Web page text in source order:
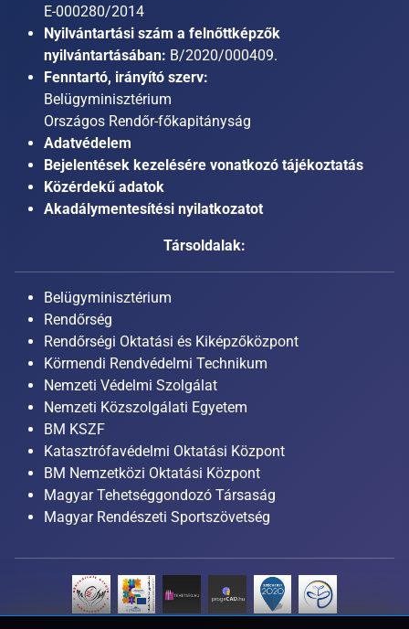
E-000280/2014
Nyilvántartási szám a felnőttképzők
nyilvántartásában: B/2020/000409.
Fenntartó, irányító szerv:
Belügyminisztérium
Országos Rendőr-főkapitányság
Adatvédelem
Bejelentések kezelésére vonatkozó tájékoztatás
Közérdekű adatok
Akadálymentesítési nyilatkozatot
Társoldalak:
Belügyminisztérium
Rendőrség
Rendőrségi Oktatási és Kiképzőközpont
Körmendi Rendvédelmi Technikum
Nemzeti Védelmi Szolgálat
Nemzeti Közszolgálati Egyetem
BM KSZF
Katasztrófavédelmi Oktatási Központ
BM Nemzetközi Oktatási Központ
Magyar Tehetséggondozó Társaság
Magyar Rendészeti Sportszövetség